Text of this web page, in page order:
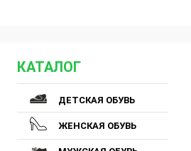
КАТАЛОГ
ДЕТСКАЯ ОБУВЬ
ЖЕНСКАЯ ОБУВЬ